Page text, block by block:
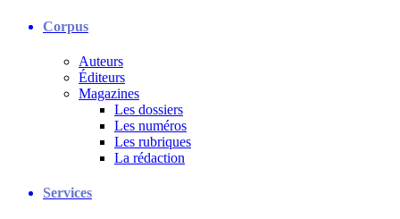
Corpus
Auteurs
Éditeurs
Magazines
Les dossiers
Les numéros
Les rubriques
La rédaction
Services